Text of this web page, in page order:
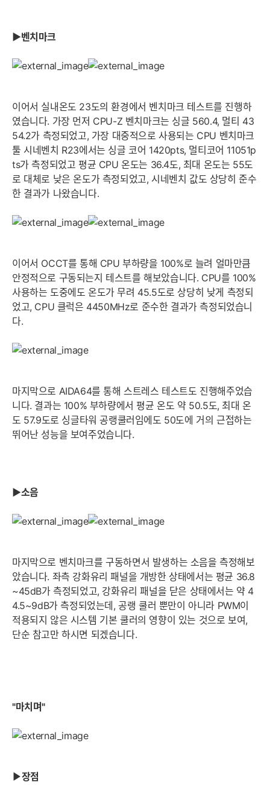
▶벤치마크
이어서 실내온도 23도의 환경에서 벤치마크 테스트를 진행하
였습니다. 가장 먼저 CPU-Z 벤치마크는 싱글 560.4, 멀티 43
54.2가 측정되었고, 가장 대중적으로 사용되는 CPU 벤치마크
툴 시네벤치 R23에서는 싱글 코어 1420pts, 멀티코어 11051p
ts가 측정되었고 평균 CPU 온도는 36.4도, 최대 온도는 55도
로 대체로 낮은 온도가 측정되었고, 시네벤치 값도 상당히 준수
한 결과가 나왔습니다.
이어서 OCCT를 통해 CPU 부하량을 100%로 늘려 얼마만큼
안정적으로 구동되는지 테스트를 해보았습니다. CPU를 100%
사용하는 도중에도 온도가 무려 45.5도로 상당히 낮게 측정되
었고, CPU 클럭은 4450MHz로 준수한 결과가 측정되었습니
다.
마지막으로 AIDA64를 통해 스트레스 테스트도 진행해주었습
니다. 결과는 100% 부하량에서 평균 온도 약 50.5도, 최대 온
도 57.9도로 싱글타워 공랭쿨러임에도 50도에 거의 근접하는
뛰어난 성능을 보여주었습니다.
▶소음
마지막으로 벤치마크를 구동하면서 발생하는 소음을 측정해보
았습니다. 좌측 강화유리 패널을 개방한 상태에서는 평균 36.8
~45dB가 측정되었고, 강화유리 패널을 닫은 상태에서는 약 4
4.5~9dB가 측정되었는데, 공랭 쿨러 뿐만이 아니라 PWM이
적용되지 않은 시스템 기본 쿨러의 영향이 있는 것으로 보여,
단순 참고만 하시면 되겠습니다.
"마치며"
▶장점